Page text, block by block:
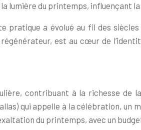
lumière du printemps, influençant
pratique a évolué au fil des
est au cœur de
contribuant à la richesse de
qui appelle à la célébration, un
du printemps, avec un